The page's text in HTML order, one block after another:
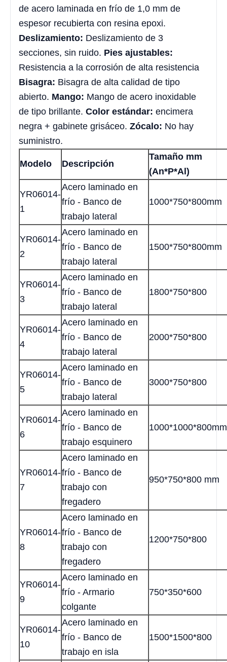
de acero laminada en frío de 1,0 mm de
espesor recubierta con resina epoxi.
Deslizamiento: Deslizamiento de 3
secciones, sin ruido. Pies ajustables:
Resistencia a la corrosión de alta resistencia
Bisagra: Bisagra de alta calidad de tipo
abierto. Mango: Mango de acero inoxidable
de tipo brillante. Color estándar: encimera
negra + gabinete grisáceo. Zócalo: No hay
suministro.
Modelo Descripción
Tamaño mm
(An*P*Al)
YR06014-
1
Acero laminado en
frío - Banco de
trabajo lateral
1000*750*800mm
YR06014-
2
Acero laminado en
frío - Banco de
trabajo lateral
1500*750*800mm
YR06014-
3
Acero laminado en
frío - Banco de
trabajo lateral
1800*750*800
YR06014-
4
Acero laminado en
frío - Banco de
trabajo lateral
2000*750*800
YR06014-
5
Acero laminado en
frío - Banco de
trabajo lateral
3000*750*800
YR06014-
6
Acero laminado en
frío - Banco de
trabajo esquinero
1000*1000*800mm
YR06014-
7
Acero laminado en
frío - Banco de
trabajo con
fregadero
950*750*800 mm
YR06014-
8
Acero laminado en
frío - Banco de
trabajo con
fregadero
1200*750*800
YR06014-
9
Acero laminado en
frío - Armario
colgante
750*350*600
YR06014-
10
Acero laminado en
frío - Banco de
trabajo en isla
1500*1500*800